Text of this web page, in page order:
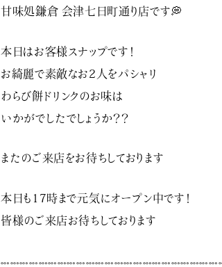
甘味処鎌倉 会津七日町通り店です💭
本日はお客様スナップです！
お綺麗で素敵なお2人をパシャリ
わらび餅ドリンクのお味は
いかがでしたでしょうか？？
またのご来店をお待ちしております
本日も17時まで元気にオープン中です！
皆様のご来店お待ちしております